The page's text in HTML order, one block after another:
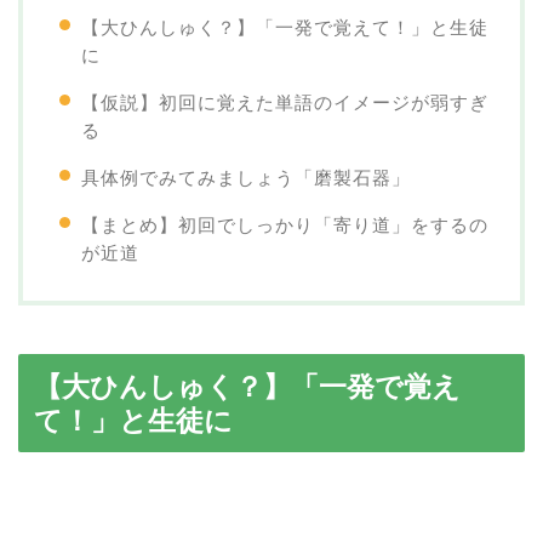
【大ひんしゅく？】「一発で覚えて！」と生徒
に
【仮説】初回に覚えた単語のイメージが弱すぎ
る
具体例でみてみましょう「磨製石器」
【まとめ】初回でしっかり「寄り道」をするの
が近道
【大ひんしゅく？】「一発で覚え
て！」と生徒に